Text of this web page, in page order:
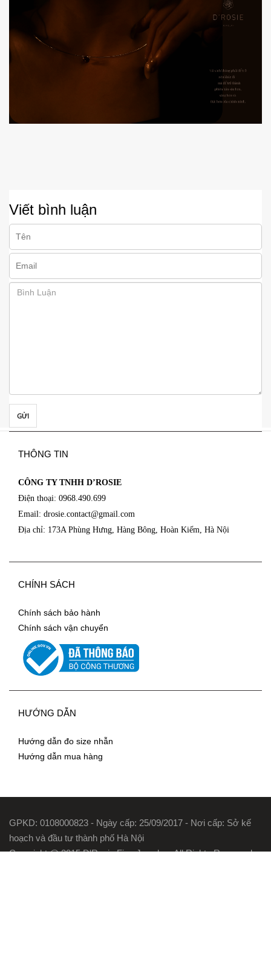
Viết bình luận
GỬI
THÔNG TIN
CÔNG TY TNHH D’ROSIE
Điện thoại: 0968.490.699
Email: drosie.contact@gmail.com
Địa chỉ: 173A Phùng Hưng, Hàng Bông, Hoàn Kiếm, Hà Nội
CHÍNH SÁCH
Chính sách bảo hành
Chính sách vận chuyển
HƯỚNG DẪN
Hướng dẫn đo size nhẫn
Hướng dẫn mua hàng
GPKD: 0108000823 - Ngày cấp: 25/09/2017 - Nơi cấp: Sở kế
hoạch và đầu tư thành phố Hà Nội
Copyright @ 2015 D'Rosie Fine Jewelry . All Rights Reserved.